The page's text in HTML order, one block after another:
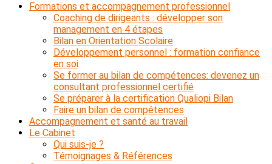
Formations et accompagnement professionnel
Coaching de dirigeants : développer son
management en 4 étapes
Bilan en Orientation Scolaire
Développement personnel : formation confiance
en soi
Se former au bilan de compétences: devenez un
consultant professionnel certifié
Se préparer à la certification Qualiopi Bilan
Faire un bilan de compétences
Accompagnement et santé au travail
Le Cabinet
Qui suis-je ?
Témoignages & Références